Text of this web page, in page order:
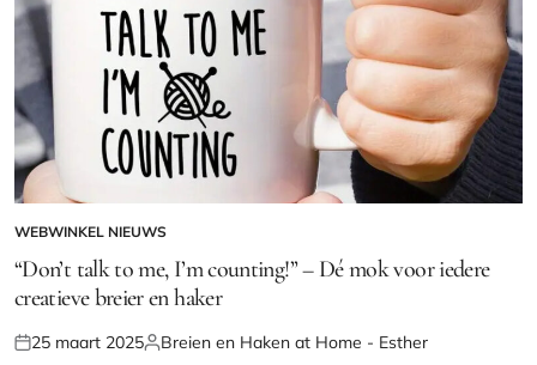
GEPLAATST
IN
WEBWINKEL NIEUWS
“Don’t talk to me, I’m counting!” – Dé mok voor iedere
creatieve breier en haker
Geplaatst
25 maart 2025Geplaatst
Breien en Haken at Home - Esther